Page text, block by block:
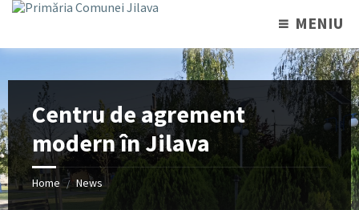
MENIU
Centru de agrement
modern în Jilava
Home / News